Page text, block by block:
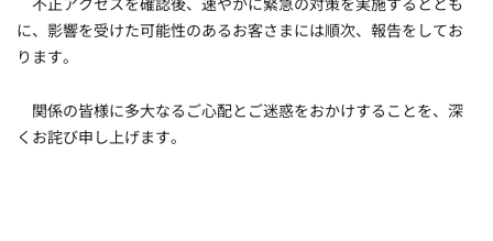
不正アクセスを確認後、速やかに緊急の対策を実施するととも
に、影響を受けた可能性のあるお客さまには順次、報告をしてお
ります。
関係の皆様に多大なるご心配とご迷惑をおかけすることを、深
くお詫び申し上げます。